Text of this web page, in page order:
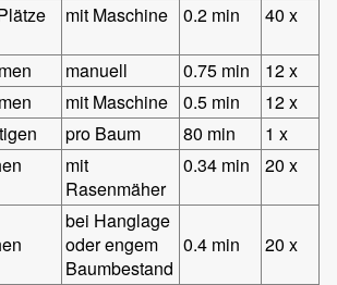
mit Maschine 0.2 min 40 x
manuell 0.75 min
12 x
mit Maschine 0.5 min
12 x
pro Baum 80 min
1 x
mit
Rasenmäher
0.34 min 20 x
bei Hanglage
oder engem
Baumbestand
0.4 min 20 x